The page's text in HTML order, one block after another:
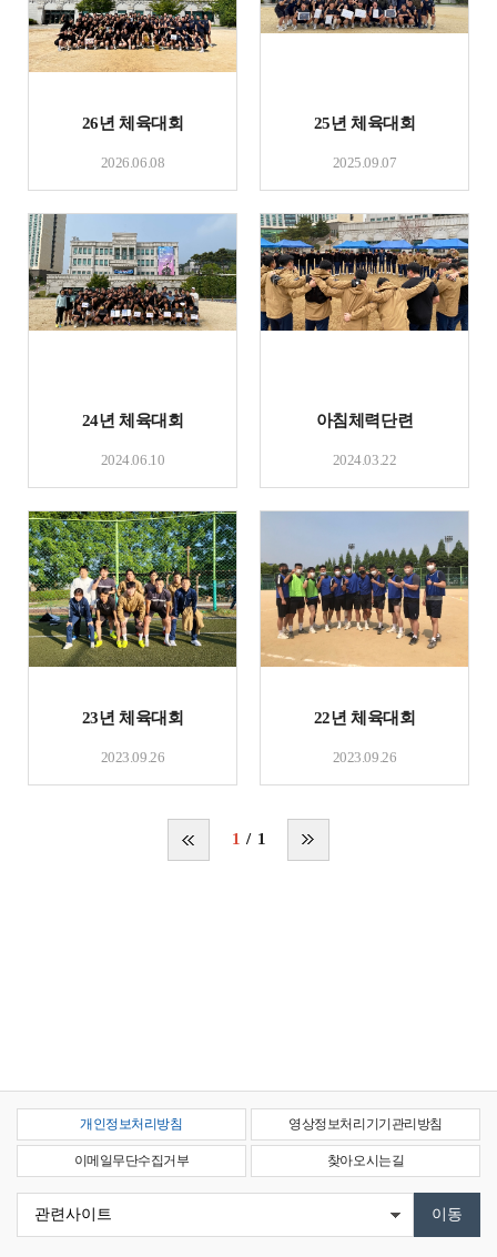
26년 체육대회
2026.06.08
25년 체육대회
2025.09.07
24년 체육대회
2024.06.10
아침체력단련
2024.03.22
23년 체육대회
2023.09.26
22년 체육대회
2023.09.26
1 1
개인정보처리방침 영상정보처리기기관리방침
이메일무단수집거부 찾아오시는길